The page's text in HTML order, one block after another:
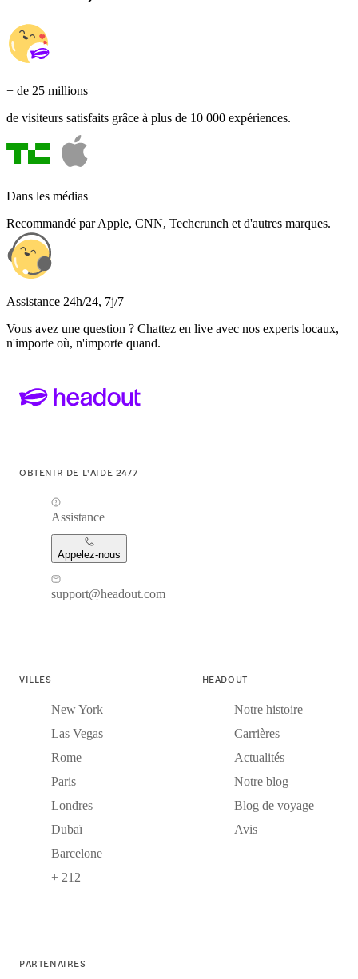
+ de 25 millions
de visiteurs satisfaits grâce à plus de 10 000 expériences.
Dans les médias
Recommandé par Apple, CNN, Techcrunch et d'autres marques.
Assistance 24h/24, 7j/7
Vous avez une question ? Chattez en live avec nos experts locaux,
n'importe où, n'importe quand.
OBTENIR DE L'AIDE 24/7
Assistance
Appelez-nous
support@headout.com
VILLES
New York
Las Vegas
Rome
Paris
Londres
Dubaï
Barcelone
+ 212
HEADOUT
Notre histoire
Carrières
Actualités
Notre blog
Blog de voyage
Avis
PARTENAIRES